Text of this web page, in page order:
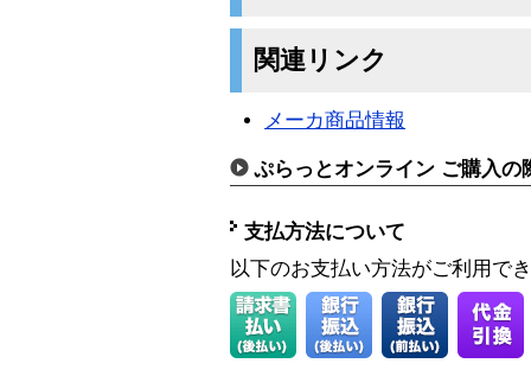
関連リンク
メーカ商品情報
ぷらっとオンライン ご購入の
支払方法について
以下のお支払い方法がご利用で